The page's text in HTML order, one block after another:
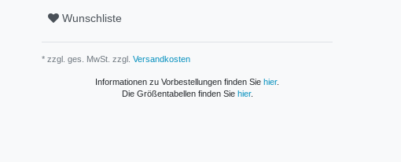
Wunschliste
* zzgl. ges. MwSt. zzgl. Versandkosten
Informationen zu Vorbestellungen finden Sie hier.
Die Größentabellen finden Sie hier.